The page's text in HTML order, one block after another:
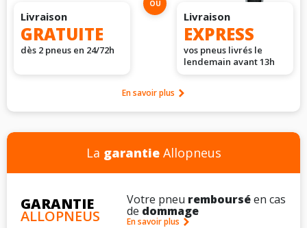
Livraison
GRATUITE
dès 2 pneus en 24/72h
OU
Livraison
EXPRESS
vos pneus livrés le
lendemain avant 13h
En savoir plus
La garantieAllopneus
GARANTIE
ALLOPNEUS
Votre pneu rembourséen cas
de dommage
En savoir plus